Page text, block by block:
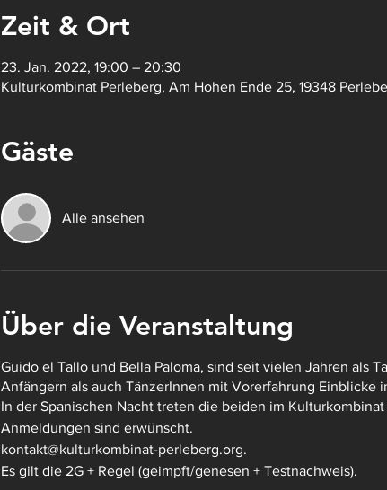
Zeit & Ort
23. Jan. 2022, 19:00 – 20:30
Kulturkombinat Perleberg, Am Hohen Ende 25, 19348
Gäste
Alle ansehen
Über die Veranstaltung
Guido el Tallo und Bella Paloma, sind seit vielen Jahren als
Anfängern als auch TänzerInnen mit Vorerfahrung Einblicke
In der Spanischen Nacht treten die beiden im
Anmeldungen sind erwünscht.
kontakt@kulturkombinat-perleberg.org.
Es gilt die 2G + Regel (geimpft/genesen + Testnachweis).